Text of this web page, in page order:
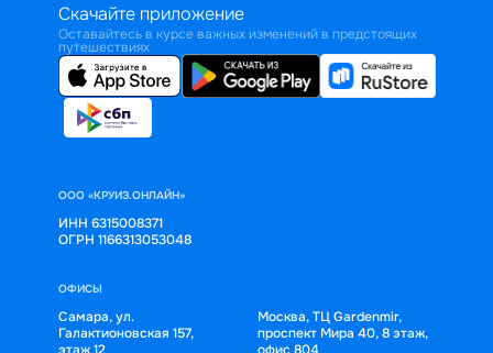
Скачайте приложение
Оставайтесь в курсе важных изменений в предстоящих
путешествиях
ООО «КРУИЗ.ОНЛАЙН»
ИНН 6315008371
ОГРН 1166313053048
ОФИСЫ
Самара, ул.
Галактионовская 157,
Москва, ТЦ Gardenmir,
проспект Мира 40, 8 этаж,